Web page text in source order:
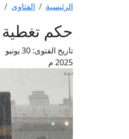
الرئيسية الفتاوى
حكم تغطية
تاريخ الفتوى:
30 يونيو
2025 م